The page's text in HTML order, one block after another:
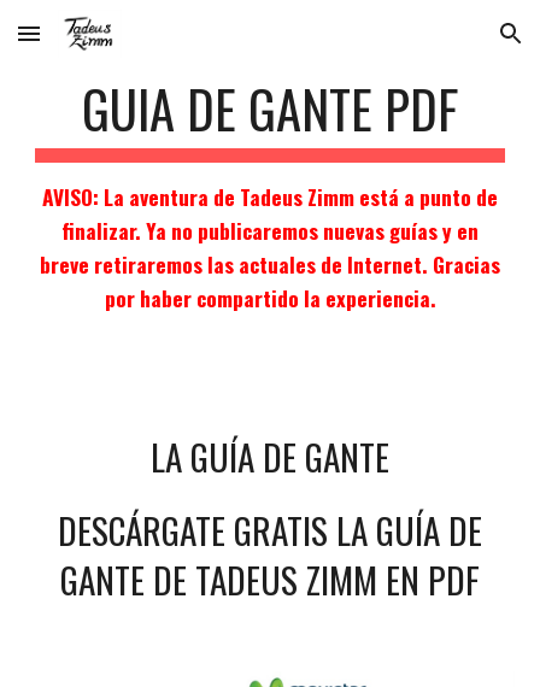
Skip to main content Skip to navigation
GUIA DE GANTE PDF
AVISO: La aventura de Tadeus Zimm está a punto de
finalizar. Ya no publicaremos nuevas guías y en
breve retiraremos las actuales de Internet. Gracias
por haber compartido la experiencia.
LA GUÍA DE GANTE
DESCÁRGATE GRATIS LA GUÍA DE
GANTE DE TADEUS ZIMM EN PDF